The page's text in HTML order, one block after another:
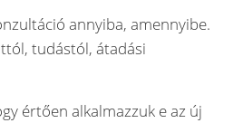
annyiba, amennyibe.
tudástól, átadási
értően alkalmazzuk e az új